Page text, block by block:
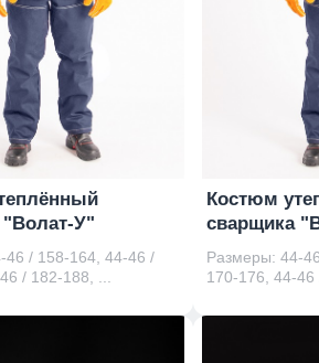
У"
46 / 158-164, 44-46 /
/ 182-188, ...
Костюм
сварщика
Размеры: 44-
170-176, 44-